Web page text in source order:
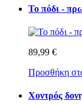
Το πόδι -
89,99 €
Προσθήκη
Χοντρός